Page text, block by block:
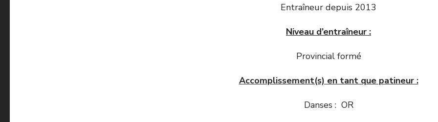
Entraîneur depuis 2013
Niveau d’entraîneur :
Provincial formé
Accomplissement(s) en tant que patineur :
Danses : OR